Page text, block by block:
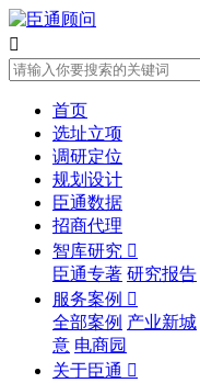

首页
选址立项
调研定位
规划设计
臣通数据
招商代理
智库研究 
臣通专著 研究报告
服务案例 
全部案例 产业新城
意 电商园
关于臣通 